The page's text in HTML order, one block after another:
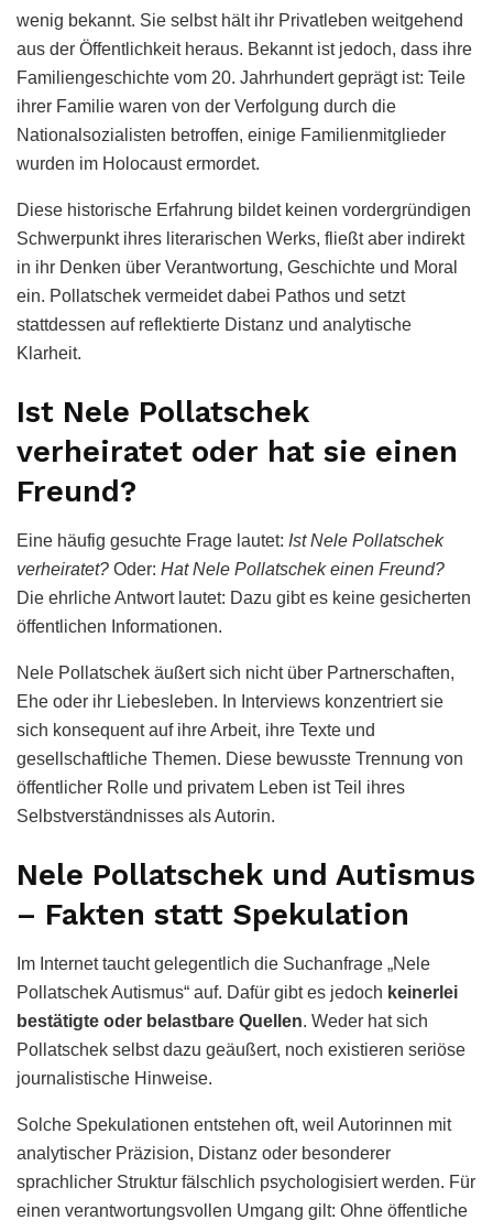
wenig bekannt. Sie selbst hält ihr Privatleben weitgehend
aus der Öffentlichkeit heraus. Bekannt ist jedoch, dass ihre
Familiengeschichte vom 20. Jahrhundert geprägt ist: Teile
ihrer Familie waren von der Verfolgung durch die
Nationalsozialisten betroffen, einige Familienmitglieder
wurden im Holocaust ermordet.
Diese historische Erfahrung bildet keinen vordergründigen
Schwerpunkt ihres literarischen Werks, fließt aber indirekt
in ihr Denken über Verantwortung, Geschichte und Moral
ein. Pollatschek vermeidet dabei Pathos und setzt
stattdessen auf reflektierte Distanz und analytische
Klarheit.
Ist Nele Pollatschek
verheiratet oder hat sie einen
Freund?
Eine häufig gesuchte Frage lautet: Ist Nele Pollatschek
verheiratet? Oder: Hat Nele Pollatschek einen Freund?
Die ehrliche Antwort lautet: Dazu gibt es keine gesicherten
öffentlichen Informationen.
Nele Pollatschek äußert sich nicht über Partnerschaften,
Ehe oder ihr Liebesleben. In Interviews konzentriert sie
sich konsequent auf ihre Arbeit, ihre Texte und
gesellschaftliche Themen. Diese bewusste Trennung von
öffentlicher Rolle und privatem Leben ist Teil ihres
Selbstverständnisses als Autorin.
Nele Pollatschek und Autismus
– Fakten statt Spekulation
Im Internet taucht gelegentlich die Suchanfrage „Nele
Pollatschek Autismus“ auf. Dafür gibt es jedoch keinerlei
bestätigte oder belastbare Quellen. Weder hat sich
Pollatschek selbst dazu geäußert, noch existieren seriöse
journalistische Hinweise.
Solche Spekulationen entstehen oft, weil Autorinnen mit
analytischer Präzision, Distanz oder besonderer
sprachlicher Struktur fälschlich psychologisiert werden. Für
einen verantwortungsvollen Umgang gilt: Ohne öffentliche